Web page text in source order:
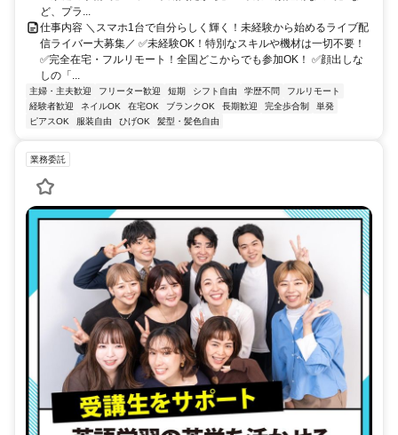
ど、プラ...
仕事内容 ＼スマホ1台で自分らしく輝く！未経験から始めるライブ配
信ライバー大募集／ ✅未経験OK！特別なスキルや機材は一切不要！
✅完全在宅・フルリモート！全国どこからでも参加OK！ ✅顔出しな
しの「...
主婦・主夫歓迎 フリーター歓迎 短期 シフト自由 学歴不問
フルリモート
経験者歓迎
ネイルOK 在宅OK ブランクOK 長期歓迎 完全歩合制
単発
ピアスOK
服装自由 ひげOK 髪型・髪色自由
業務委託